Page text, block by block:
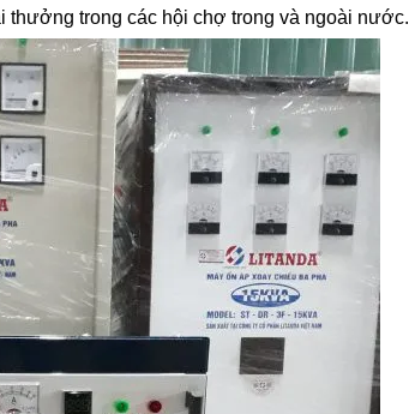
trong các hội chợ trong và ngoài nước.